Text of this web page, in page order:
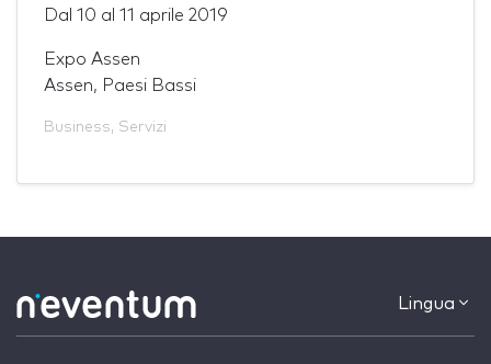
Dal 10 al 11 aprile 2019
Expo Assen
Assen, Paesi Bassi
Business, Servizi
Lingua